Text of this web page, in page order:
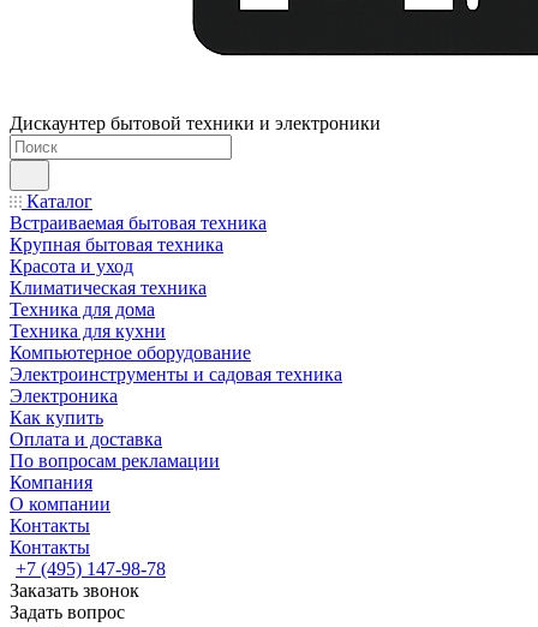
Дискаунтер бытовой техники и электроники
Каталог
Встраиваемая бытовая техника
Крупная бытовая техника
Красота и уход
Климатическая техника
Техника для дома
Техника для кухни
Компьютерное оборудование
Электроинструменты и садовая техника
Электроника
Как купить
Оплата и доставка
По вопросам рекламации
Компания
О компании
Контакты
Контакты
+7 (495) 147-98-78
Заказать звонок
Задать вопрос